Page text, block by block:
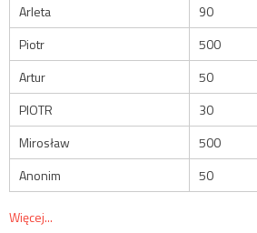
Arleta
90
Piotr
500
Artur
50
PIOTR
30
Mirosław
500
Anonim
50
Więcej...